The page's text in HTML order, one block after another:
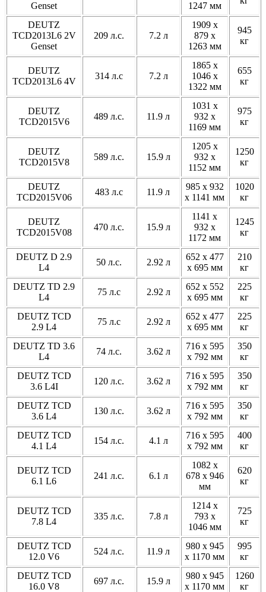
Genset 1247 мм
DEUTZ
TCD2013L6 2V
Genset
209 л.с. 7.2 л
1909 x
879 x
1263 мм
945
кг
DEUTZ
TCD2013L6 4V
314 л.с 7.2 л
1865 x
1046 x
1322 мм
655
кг
DEUTZ
TCD2015V6
489 л.с. 11.9 л
1031 x
932 x
1169 мм
975
кг
DEUTZ
TCD2015V8
589 л.с. 15.9 л
1205 x
932 x
1152 мм
1250
кг
DEUTZ
TCD2015V06
483 л.с 11.9 л
985 x 932
x 1141 мм
1020
кг
DEUTZ
TCD2015V08
470 л.с. 15.9 л
1141 x
932 x
1172 мм
1245
кг
DEUTZ D 2.9
L4
50 л.с. 2.92 л
652 x 477
x 695 мм
210
кг
DEUTZ TD 2.9
L4
75 л.с 2.92 л
652 x 552
x 695 мм
225
кг
DEUTZ TCD
2.9 L4
75 л.с 2.92 л
652 x 477
x 695 мм
225
кг
DEUTZ TD 3.6
L4
74 л.с. 3.62 л
716 x 595
x 792 мм
350
кг
DEUTZ TCD
3.6 L4I
120 л.с. 3.62 л
716 x 595
x 792 мм
350
кг
DEUTZ TCD
3.6 L4
130 л.с. 3.62 л
716 x 595
x 792 мм
350
кг
DEUTZ TCD
4.1 L4
154 л.с. 4.1 л
716 x 595
x 792 мм
400
кг
DEUTZ TCD
6.1 L6
241 л.с. 6.1 л
1082 x
678 x 946
мм
620
кг
DEUTZ TCD
7.8 L4
335 л.с. 7.8 л
1214 x
793 x
1046 мм
725
кг
DEUTZ TCD
12.0 V6
524 л.с. 11.9 л
980 x 945
x 1170 мм
995
кг
DEUTZ TCD
16.0 V8
697 л.с. 15.9 л
980 x 945
x 1170 мм
1260
кг